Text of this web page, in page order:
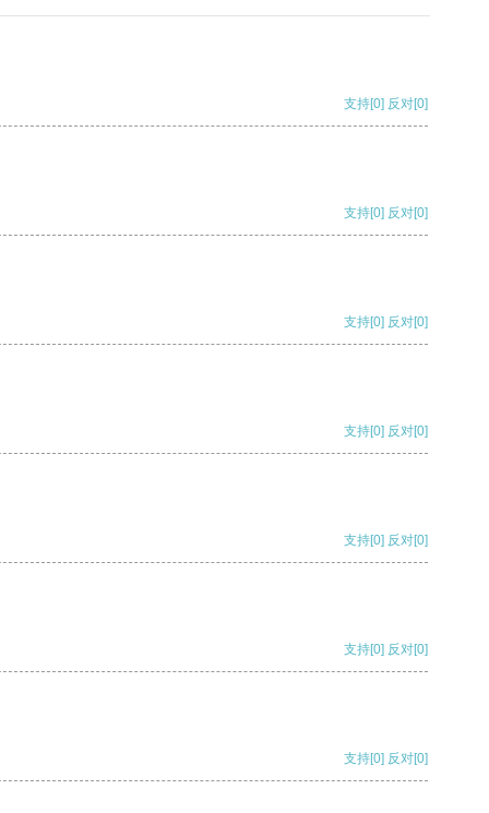
支持[0] 反对[0]
支持[0] 反对[0]
支持[0] 反对[0]
支持[0] 反对[0]
支持[0] 反对[0]
支持[0] 反对[0]
支持[0] 反对[0]